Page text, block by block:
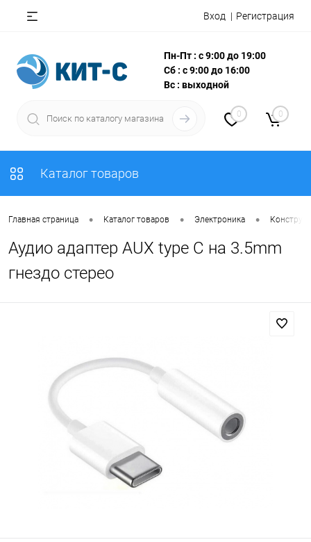
Вход Регистрация
Пн-Пт : с 9:00 до 19:00
Сб : с 9:00 до 16:00
Вс : выходной
0 0
Каталог товаров
Главная страница • Каталог товаров • Электроника •
Аудио адаптер AUX type C на 3.5mm
гнездо стерео